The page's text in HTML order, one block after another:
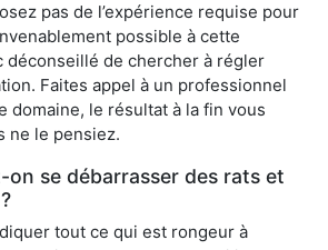
pas de l’expérience requise pour
possible à cette
déconseillé de chercher à régler
Faites appel à un professionnel
domaine, le résultat à la fin vous
ne le pensiez.
on se débarrasser des rats et
tout ce qui est rongeur à